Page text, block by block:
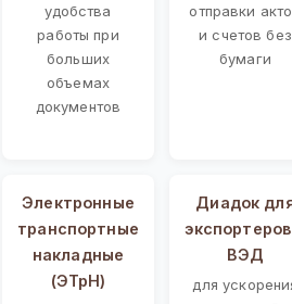
удобства
работы при
больших
объемах
документов
отправки
и счетов без
бумаги
Электронные
транспортные
накладные
(ЭТрН)
Диадок
ВЭД
для